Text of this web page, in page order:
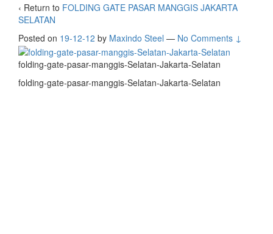
‹ Return to FOLDING GATE PASAR MANGGIS JAKARTA
SELATAN
Posted on 19-12-12 by Maxindo Steel — No Comments ↓
folding-gate-pasar-manggis-Selatan-Jakarta-Selatan
folding-gate-pasar-manggis-Selatan-Jakarta-Selatan